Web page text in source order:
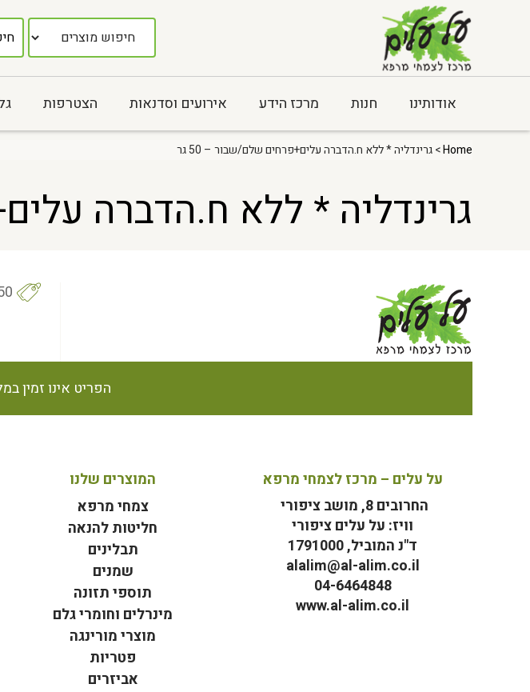
אודותינו חנות מרכז הידע אירועים וסדנאות הצטרפות
Home> גרינדליה * ללא ח.הדברה עלים+פרחים שלם/שבור – 50 גר
גרינדליה * ללא ח.הדברה
הפריט אינו זמין
על עלים – מרכז לצמחי מרפא
החרובים 8, מושב ציפורי
וויז: על עלים ציפורי
ד"נ המוביל, 1791000
alalim@al-alim.co.il
04-6464848
www.al-alim.co.il
המוצרים שלנו
צמחי מרפא
חליטות להנאה
תבלינים
שמנים
תוספי תזונה
מינרלים וחומרי גלם
מוצרי מורינגה
פטריות
אביזרים